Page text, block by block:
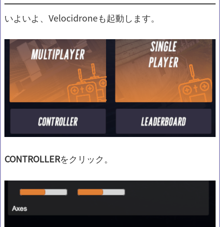
いよいよ、Velocidroneも起動します。
CONTROLLERをクリック。